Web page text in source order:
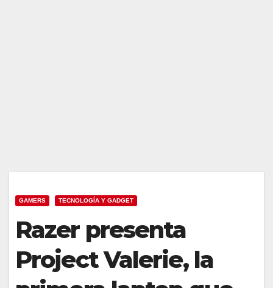
GAMERS TECNOLOGÍA Y GADGET
Razer presenta
Project Valerie, la